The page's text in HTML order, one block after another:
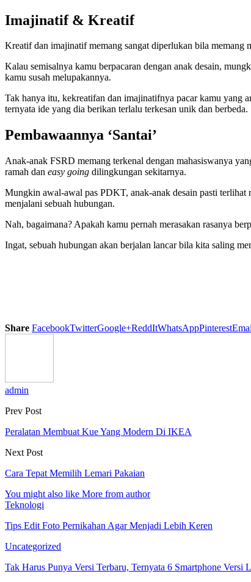
Imajinatif & Kreatif
Kreatif dan imajinatif memang sangat diperlukan bila memang
Kalau semisalnya kamu berpacaran dengan anak desain,
kamu susah melupakannya.
Tak hanya itu, kekreatifan dan imajinatifnya pacar kamu yang
ternyata ide yang dia berikan terlalu terkesan unik dan berbeda.
Pembawaannya ‘Santai’
Anak-anak FSRD memang terkenal dengan mahasiswanya
ramah dan easy going dilingkungan sekitarnya.
Mungkin awal-awal pas PDKT, anak-anak desain pasti terlihat
menjalani sebuah hubungan.
Nah, bagaimana? Apakah kamu pernah merasakan rasanya
Ingat, sebuah hubungan akan berjalan lancar bila kita saling
Share FacebookTwitterGoogle+ReddItWhatsAppPinterest
admin
Prev Post
Peralatan Membuat Kue Yang Modern Di IKEA
Next Post
Cara Tepat Memilih Lemari Pakaian
You might also like More from author
Teknologi
Tips Edit Foto Pernikahan Agar Menjadi Lebih Keren
Uncategorized
Tak Harus Punya Versi Terbaru, Ternyata 6 Smartphone